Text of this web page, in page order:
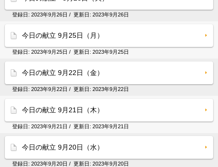
登録日: 2023年9月26日 / 更新日: 2023年9月26日
今日の献立 9月25日（月）
登録日: 2023年9月25日 / 更新日: 2023年9月25日
今日の献立 9月22日（金）
登録日: 2023年9月22日 / 更新日: 2023年9月22日
今日の献立 9月21日（木）
登録日: 2023年9月21日 / 更新日: 2023年9月21日
今日の献立 9月20日（水）
登録日: 2023年9月20日 / 更新日: 2023年9月20日